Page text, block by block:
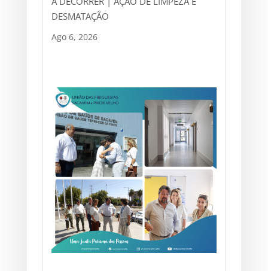
DESMATAÇÃO
Ago 6, 2026